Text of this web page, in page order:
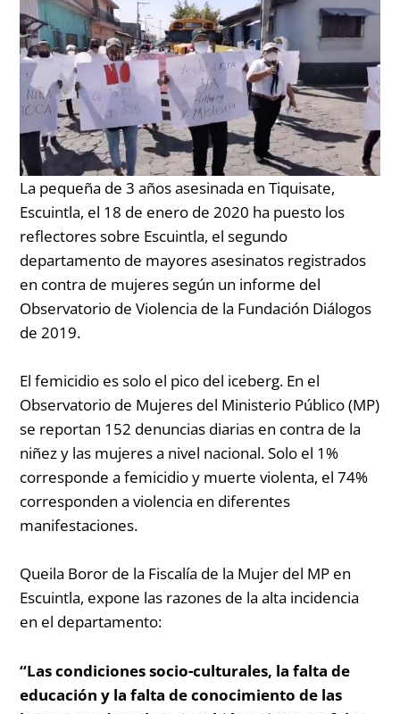
La pequeña de 3 años asesinada en Tiquisate,
Escuintla, el 18 de enero de 2020 ha puesto los
reflectores sobre Escuintla, el segundo
departamento de mayores asesinatos registrados
en contra de mujeres según un informe del
Observatorio de Violencia de la Fundación Diálogos
de 2019.
El femicidio es solo el pico del iceberg. En el
Observatorio de Mujeres del Ministerio Público (MP)
se reportan 152 denuncias diarias en contra de la
niñez y las mujeres a nivel nacional. Solo el 1%
corresponde a femicidio y muerte violenta, el 74%
corresponden a violencia en diferentes
manifestaciones.
Queila Boror de la Fiscalía de la Mujer del MP en
Escuintla, expone las razones de la alta incidencia
en el departamento:
“Las condiciones socio-culturales, la falta de
educación y la falta de conocimiento de las